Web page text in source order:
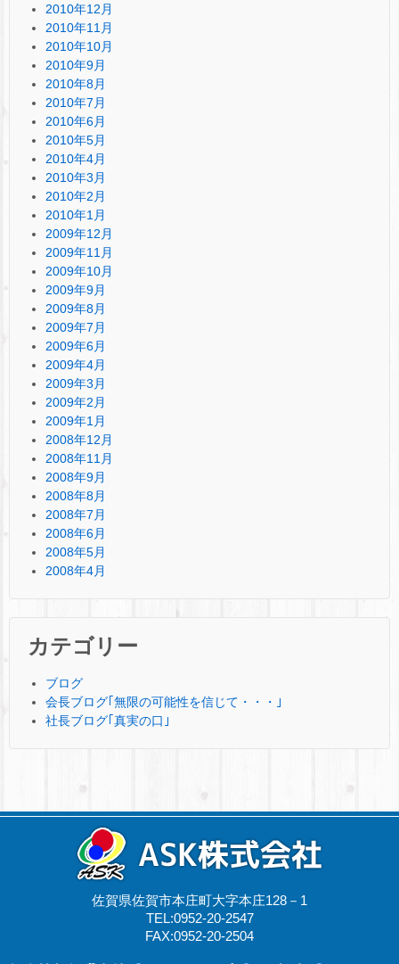
2010年12月
2010年11月
2010年10月
2010年9月
2010年8月
2010年7月
2010年6月
2010年5月
2010年4月
2010年3月
2010年2月
2010年1月
2009年12月
2009年11月
2009年10月
2009年9月
2009年8月
2009年7月
2009年6月
2009年4月
2009年3月
2009年2月
2009年1月
2008年12月
2008年11月
2008年9月
2008年8月
2008年7月
2008年6月
2008年5月
2008年4月
カテゴリー
ブログ
会長ブログ｢無限の可能性を信じて・・・｣
社長ブログ｢真実の口｣
佐賀県佐賀市本庄町大字本庄128－1
TEL:0952-20-2547
FAX:0952-20-2504